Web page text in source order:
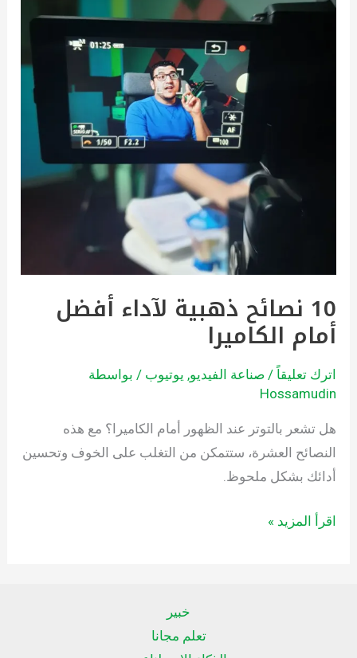
10 نصائح ذهبية لآداء أفضل
أمام الكاميرا
اترك تعليقاً /صناعة الفيديو, يوتيوب / بواسطة
Hossamudin
هل تشعر بالتوتر عند الظهور أمام الكاميرا؟ مع هذه
النصائح العشرة، ستتمكن من التغلب على الخوف وتحسين
أدائك بشكل ملحوظ.
الكاميرا
اقرأ المزيد »
خبير
تعلم مجانا